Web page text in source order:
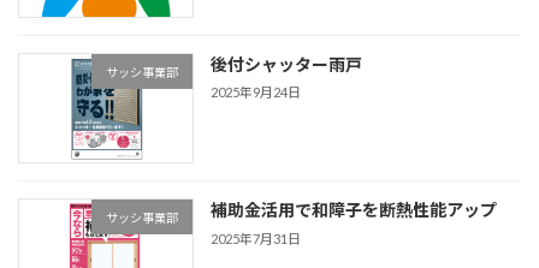
サッシ事業部 後付シャッター雨戸
2025年9月24日
サッシ事業部 補助金活用で和障子を断熱性能アップ
2025年7月31日